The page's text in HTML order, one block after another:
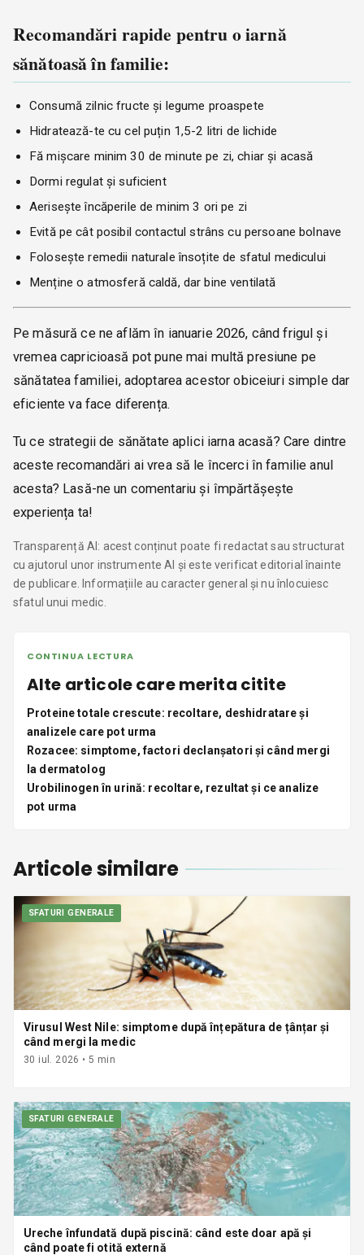
Recomandări rapide pentru o iarnă
sănătoasă în familie:
Consumă zilnic fructe și legume proaspete
Hidratează-te cu cel puțin 1,5-2 litri de lichide
Fă mișcare minim 30 de minute pe zi, chiar și acasă
Dormi regulat și suficient
Aerisește încăperile de minim 3 ori pe zi
Evită pe cât posibil contactul strâns cu persoane bolnave
Folosește remedii naturale însoțite de sfatul medicului
Menține o atmosferă caldă, dar bine ventilată
Pe măsură ce ne aflăm în ianuarie 2026, când frigul și
vremea capricioasă pot pune mai multă presiune pe
sănătatea familiei, adoptarea acestor obiceiuri simple dar
eficiente va face diferența.
Tu ce strategii de sănătate aplici iarna acasă? Care dintre
aceste recomandări ai vrea să le încerci în familie anul
acesta? Lasă-ne un comentariu și împărtășește
experiența ta!
Transparență AI: acest conținut poate fi redactat sau structurat
cu ajutorul unor instrumente AI și este verificat editorial înainte
de publicare. Informațiile au caracter general și nu înlocuiesc
sfatul unui medic.
CONTINUA LECTURA
Alte articole care merita citite
Proteine totale crescute: recoltare, deshidratare și
analizele care pot urma
Rozacee: simptome, factori declanșatori și când mergi
la dermatolog
Urobilinogen în urină: recoltare, rezultat și ce analize
pot urma
Articole similare
SFATURI GENERALE
Virusul West Nile: simptome după înțepătura de țânțar și
când mergi la medic
30 iul. 2026 •5 min
SFATURI GENERALE
Ureche înfundată după piscină: când este doar apă și
când poate fi otită externă